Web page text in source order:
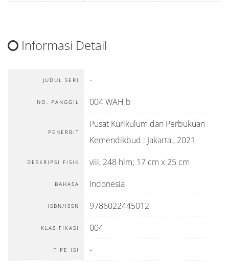
Informasi Detail
JUDUL SERI -
NO. PANGGIL 004 WAH b
PENERBIT
Pusat Kurikulum dan Perbukuan
Kemendikbud : Jakarta., 2021
DESKRIPSI FISIK viii, 248 hlm; 17 cm x 25 cm
BAHASA Indonesia
ISBN/ISSN 9786022445012
KLASIFIKASI 004
TIPE ISI -